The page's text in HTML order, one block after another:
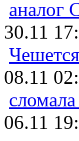
30.11
08.11
06.11